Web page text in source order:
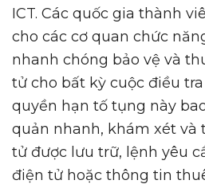
ICT. Các quốc gia thành
cho các cơ quan chức
nhanh chóng bảo vệ và
tử cho bất kỳ cuộc điều
quyền hạn tố tụng này
quản nhanh, khám xét và
tử được lưu trữ, lệnh yêu
điện tử hoặc thông tin